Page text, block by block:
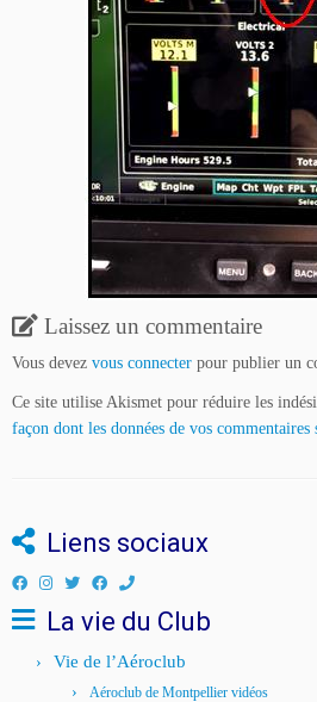
Laissez un commentaire
Vous devez vous connecter pour publier un
Ce site utilise Akismet pour réduire les
façon dont les données de vos commentaires
Liens sociaux
La vie du Club
Vie de l’Aéroclub
Aéroclub de Montpellier vidéos